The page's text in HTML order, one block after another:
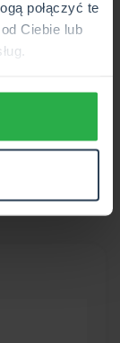
połączyć te
Ciebie lub